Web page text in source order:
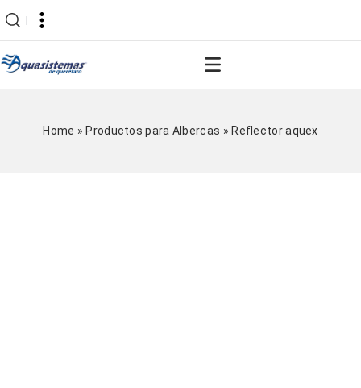
|
Home » Productos para Albercas » Reflector aquex